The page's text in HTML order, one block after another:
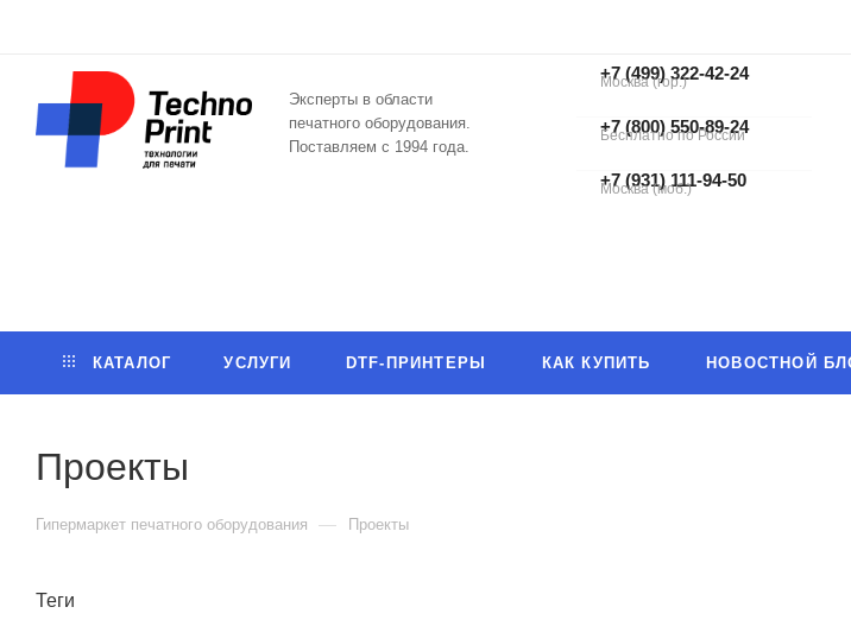
Эксперты в области
печатного оборудования.
Поставляем с 1994 года.
+7 (499) 322-42-24
Москва (гор.)
+7 (800) 550-89-24
Бесплатно по России
+7 (931) 111-94-50
Москва (моб.)
ЗАКАЗАТЬ ЗВОНОК
КАТАЛОГ УСЛУГИ DTF-ПРИНТЕРЫ КАК КУПИТЬ НОВОСТНОЙ
Проекты
Гипермаркет печатного оборудования — Проекты
Теги